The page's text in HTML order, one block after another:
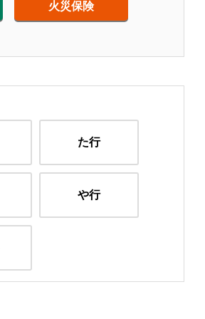
火災保険
た行
や行